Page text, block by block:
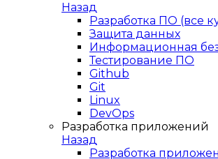
Назад
Разработка ПО (все
Защита данных
Информационная
Тестирование ПО
Github
Git
Linux
DevOps
Разработка приложений
Назад
Разработка